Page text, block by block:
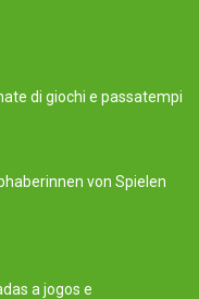
di giochi e passatempi
von Spielen
a jogos e